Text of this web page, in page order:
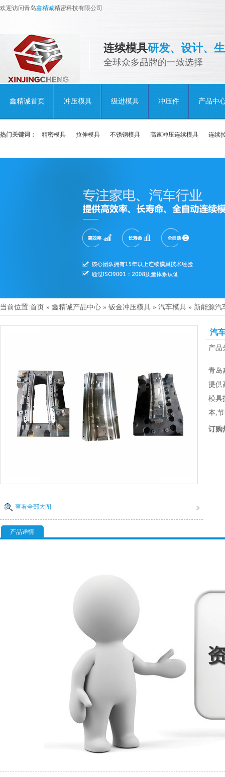
欢迎访问青岛鑫精诚精密科技有限公司
连续模具研发、设计、
全球众多品牌的一致选择
鑫精诚首页 冲压模具 级进模具 冲压件 产品中
热门关键词： 精密模具 拉伸模具 不锈钢模具 高速冲压连续模具 连续
当前位置:首页 » 鑫精诚产品中心 » 钣金冲压模具 » 汽车模具 » 新能源汽
查看全部大图
汽
产品
青岛
提供
模具
本,
订购
产品详情